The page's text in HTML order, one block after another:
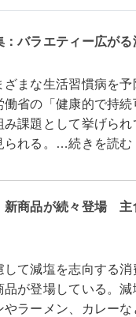
バラエティー広がる
まな生活習慣病を予
省の「健康的で持
課題として挙げら
られる。…続きを読む
新商品が続々登場 主
て減塩を志向する消
品が登場している。
ラーメン、カレー